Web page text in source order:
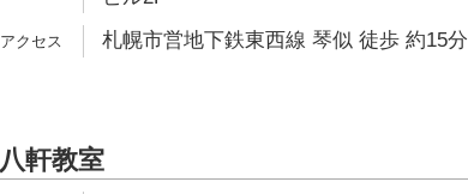
札幌市営地下鉄東西線 琴似 徒歩 約15分
八軒教室